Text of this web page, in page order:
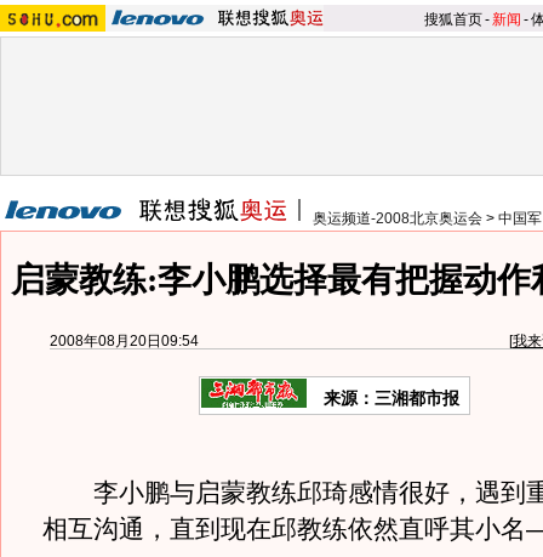
搜狐首页-新闻 -
奥运频道-2008北京奥运会 > 中国
启蒙教练:李小鹏选择最有把握动
2008年08月20日09:54 [我
来源：三湘都市报
李小鹏与启蒙教练邱琦感情很好，遇到
相互沟通，直到现在邱教练依然直呼其小